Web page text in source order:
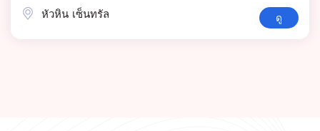
หัวหิน เซ็นทรัล ดู